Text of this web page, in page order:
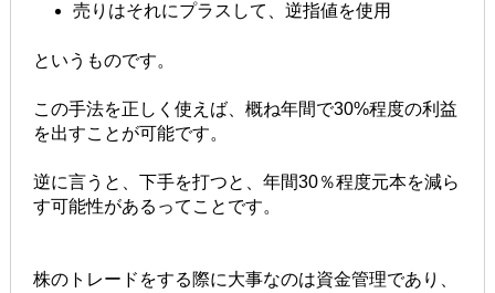
売りはそれにプラスして、逆指値を使用
というものです。
この手法を正しく使えば、概ね年間で30%程度の利益
を出すことが可能です。
逆に言うと、下手を打つと、年間30％程度元本を減ら
す可能性があるってことです。
株のトレードをする際に大事なのは資金管理であり、